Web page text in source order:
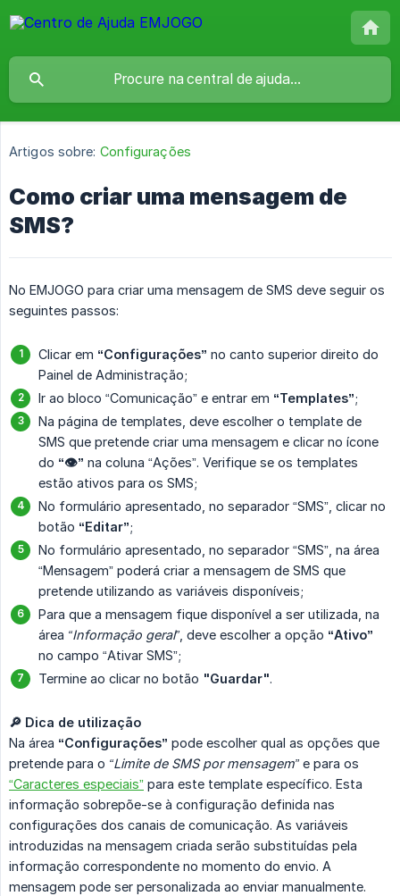
Artigos sobre: Configurações
Como criar uma mensagem de
SMS?
No EMJOGO para criar uma mensagem de SMS deve seguir os
seguintes passos:
Clicar em “Configurações” no canto superior direito do
Painel de Administração;
Ir ao bloco “Comunicação” e entrar em “Templates”;
Na página de templates, deve escolher o template de
SMS que pretende criar uma mensagem e clicar no ícone
do “👁️” na coluna “Ações”. Verifique se os templates
estão ativos para os SMS;
No formulário apresentado, no separador “SMS”, clicar no
botão “Editar”;
No formulário apresentado, no separador “SMS”, na área
“Mensagem” poderá criar a mensagem de SMS que
pretende utilizando as variáveis disponíveis;
Para que a mensagem fique disponível a ser utilizada, na
área “Informação geral” , deve escolher a opção “Ativo”
no campo “Ativar SMS”;
Termine ao clicar no botão "Guardar".
🔎 Dica de utilização
Na área “Configurações” pode escolher qual as opções que
pretende para o “Limite de SMS por mensagem” e para os
“Caracteres especiais” para este template específico. Esta
informação sobrepõe-se à configuração definida nas
configurações dos canais de comunicação. As variáveis
introduzidas na mensagem criada serão substituídas pela
informação correspondente no momento do envio. A
mensagem pode ser personalizada ao enviar manualmente.